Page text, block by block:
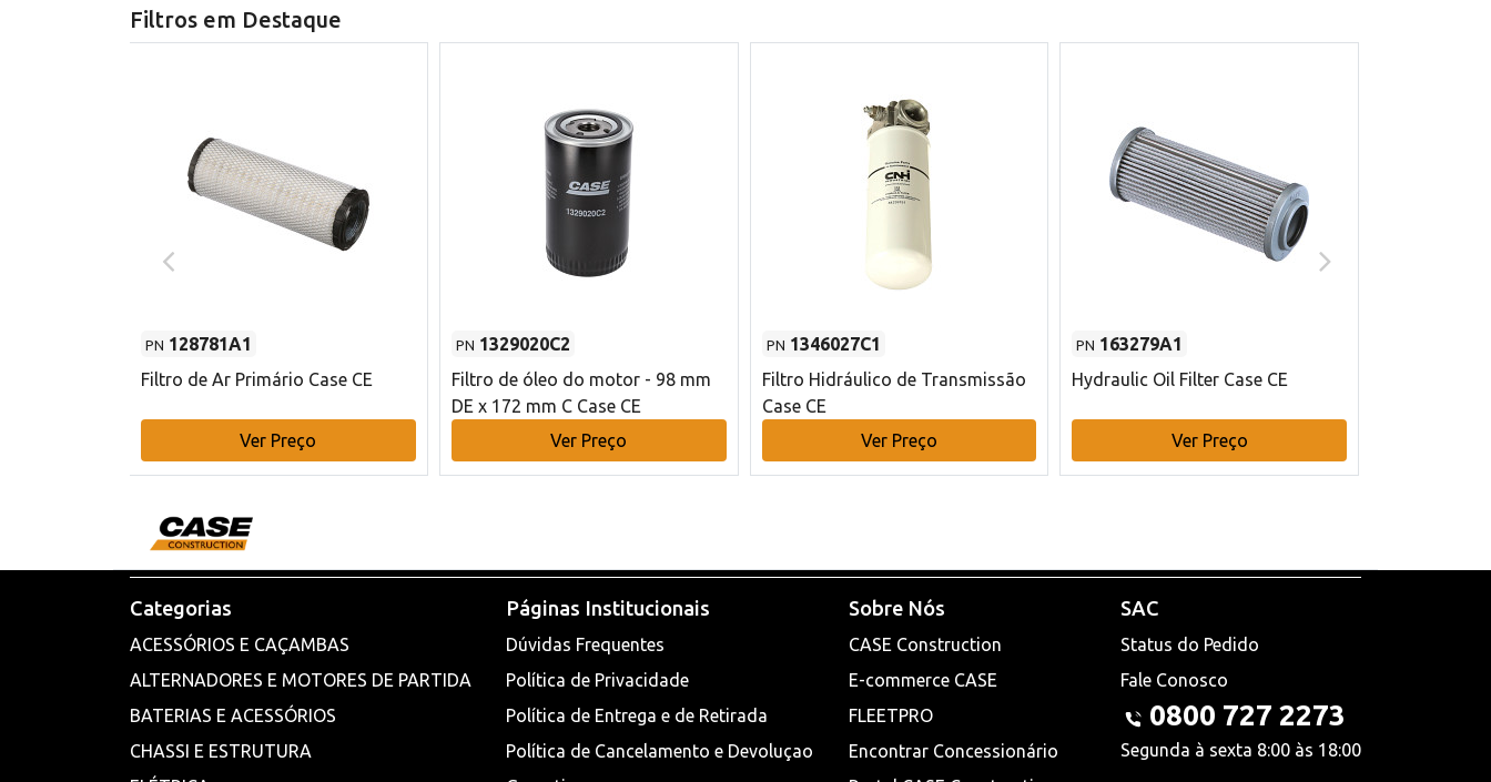
Filtros em Destaque
PN 128781A1
Filtro de Ar Primário Case CE
Ver Preço
PN 1329020C2
Filtro de óleo do motor - 98 mm
DE x 172 mm C Case CE
Ver Preço
PN 1346027C1
Filtro Hidráulico de Transmissão
Case CE
Ver Preço
PN 163279A1
Hydraulic Oil Filter Case CE
Ver Preço
Categorias
ACESSÓRIOS E CAÇAMBAS
ALTERNADORES E MOTORES DE PARTIDA
BATERIAS E ACESSÓRIOS
CHASSI E ESTRUTURA
Páginas Institucionais
Dúvidas Frequentes
Política de Privacidade
Política de Entrega e de Retirada
Política de Cancelamento e Devoluçao
Sobre Nós
CASE Construction
E-commerce CASE
FLEETPRO
Encontrar Concessionário
SAC
Status do Pedido
Fale Conosco
0800 727 2273
Segunda à sexta 8:00 às 18:00